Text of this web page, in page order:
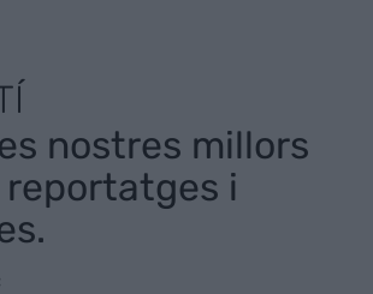
nostres millors
i